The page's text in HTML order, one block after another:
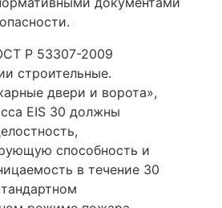
Р 53307-2009
строительные.
двери и ворота»,
EIS 30 должны
способность и
в течение 30